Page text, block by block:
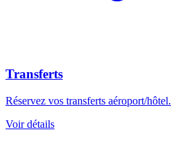
Transferts
Réservez vos transferts aéroport/hôtel.
Voir détails